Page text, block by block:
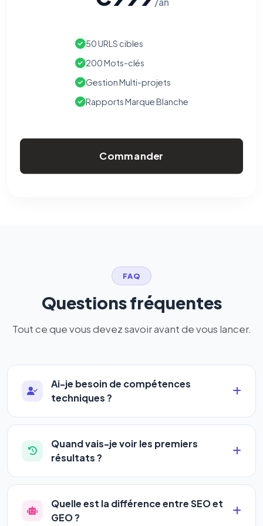
50 URLS cibles
200 Mots-clés
Gestion Multi-projets
Rapports Marque Blanche
Commander
FAQ
Questions fréquentes
Tout ce que vous devez savoir avant de vous lancer.
Ai-je besoin de compétences
techniques ?
Absolument pas. Notre logiciel a été conçu pour
être accessible àtous les profils: artisans,
commerçants, auto-entrepreneurs, PME ou
complexe — vous renseignez l'adresse de votre
site, décrivez votre activité, et le logiciel gère tout
en automatique 24h/24.
Quand vais-je voir les premiers
résultats ?
La plupart de nos utilisateurs observent une
amélioration de leur positionnement en4 à 6
semaines. Le référencement est un marathon, pas
Quelle est la différence entre SEO et
GEO ?